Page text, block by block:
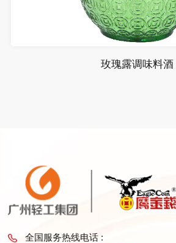
玫瑰露调味料酒
全国服务热线电话 :